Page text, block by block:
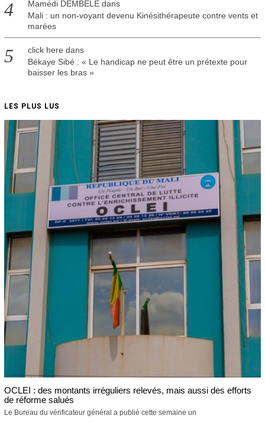
Mamédi DEMBELEdans
Mali : un non-voyant devenu Kinésithérapeute contre vents et
marées
click here dans
Békaye Sibé : « Le handicap ne peut être un prétexte pour
baisser les bras »
LES PLUS LUS
OCLEI : des montants irréguliers relevés, mais aussi des efforts
de réforme salués
Le Bureau du vérificateur général a publié cette semaine un